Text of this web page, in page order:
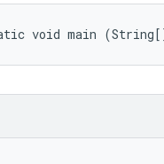
void main (String[]